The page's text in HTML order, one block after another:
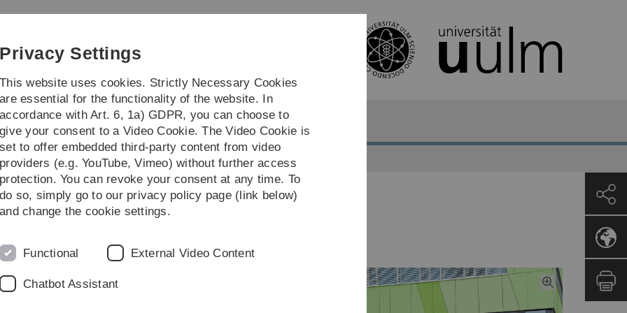
Skip
Skip
Skip
Skip
Transfer
den Campus
Privacy Settings
This website uses cookies. Strictly Necessary Cookies
are essential for the functionality of the website. In
accordance with Art. 6, 1a) GDPR, you can choose to
give your consent to a Video Cookie. The Video Cookie is
set to offer embedded third-party content from video
providers (e.g. YouTube, Vimeo) without further access
protection. You can revoke your consent at any time. To
do so, simply go to our privacy policy page (link below)
and change the cookie settings.
Functional External Video Content
Chatbot Assistant